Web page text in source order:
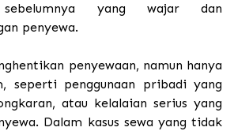
sebelumnya yang wajar dan
penyewa.
penyewaan, namun hanya
seperti penggunaan pribadi yang
atau kelalaian serius yang
Dalam kasus sewa yang tidak